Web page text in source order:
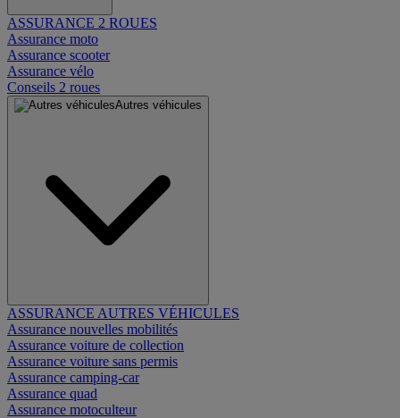
ASSURANCE 2 ROUES
Assurance moto
Assurance scooter
Assurance vélo
Conseils 2 roues
Autres véhicules
ASSURANCE AUTRES VÉHICULES
Assurance nouvelles mobilités
Assurance voiture de collection
Assurance voiture sans permis
Assurance camping-car
Assurance quad
Assurance motoculteur